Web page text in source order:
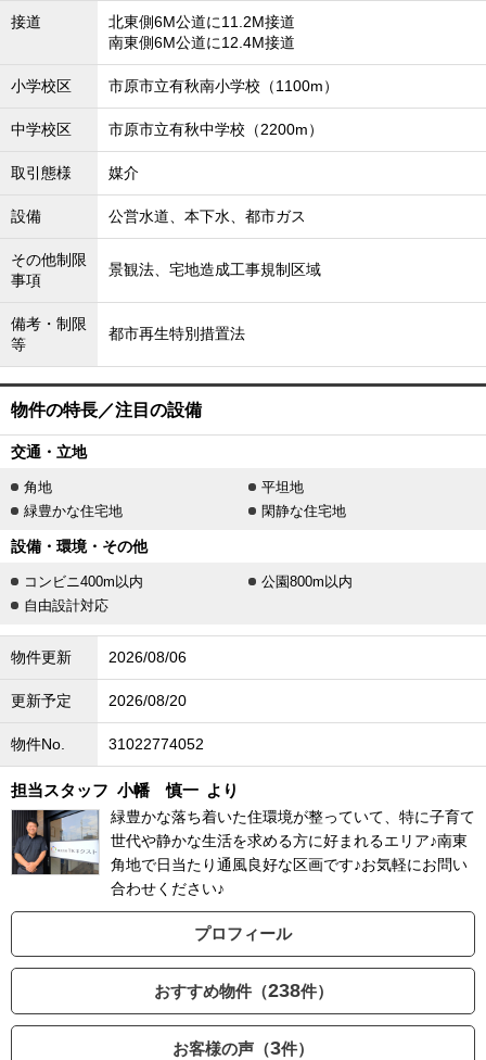
接道
北東側6M公道に11.2M接道
南東側6M公道に12.4M接道
小学校区 市原市立有秋南小学校（1100m）
中学校区 市原市立有秋中学校（2200m）
取引態様 媒介
設備 公営水道、本下水、都市ガス
その他制限
事項
景観法、宅地造成工事規制区域
備考・制限
等
都市再生特別措置法
物件の特長／注目の設備
交通・立地
角地
平坦地
緑豊かな住宅地
閑静な住宅地
設備・環境・その他
コンビニ400m以内
公園800m以内
自由設計対応
物件更新 2026/08/06
更新予定 2026/08/20
物件No. 31022774052
担当スタッフ 小幡 慎一 より
緑豊かな落ち着いた住環境が整っていて、特に子育て
世代や静かな生活を求める方に好まれるエリア♪南東
角地で日当たり通風良好な区画です♪お気軽にお問い
合わせください♪
プロフィール
おすすめ物件（238件）
お客様の声（3件）